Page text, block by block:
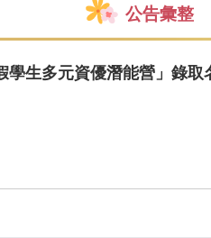
公告彙整
生多元資優潛能營」錄取